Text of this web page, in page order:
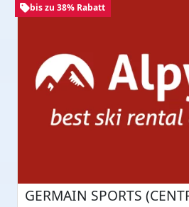
bis zu 38% Rabatt
GERMAIN SPORTS